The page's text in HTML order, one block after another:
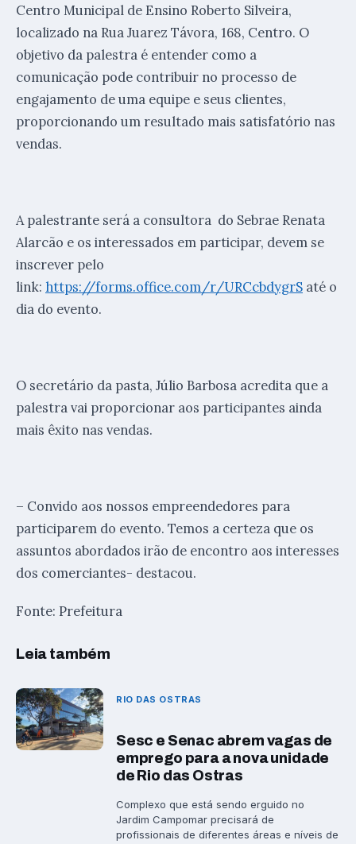
Centro Municipal de Ensino Roberto Silveira,
localizado na Rua Juarez Távora, 168, Centro. O
objetivo da palestra é entender como a
comunicação pode contribuir no processo de
engajamento de uma equipe e seus clientes,
proporcionando um resultado mais satisfatório nas
vendas.
A palestrante será a consultora do Sebrae Renata
Alarcão e os interessados em participar, devem se
inscrever pelo
link: https://forms.office.com/r/URCcbdygrS até o
dia do evento.
O secretário da pasta, Júlio Barbosa acredita que a
palestra vai proporcionar aos participantes ainda
mais êxito nas vendas.
– Convido aos nossos empreendedores para
participarem do evento. Temos a certeza que os
assuntos abordados irão de encontro aos interesses
dos comerciantes- destacou.
Fonte: Prefeitura
Leia também
RIO DAS OSTRAS
Sesc e Senac abrem vagas de
emprego para a nova unidade
de Rio das Ostras
Complexo que está sendo erguido no
Jardim Campomar precisará de
profissionais de diferentes áreas e níveis de